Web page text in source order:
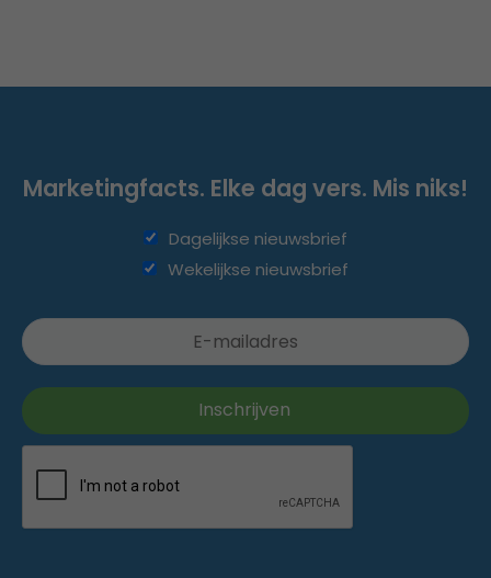
Marketingfacts. Elke dag vers. Mis niks!
Dagelijkse nieuwsbrief
Wekelijkse nieuwsbrief